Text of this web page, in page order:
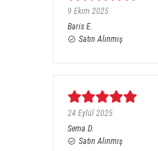
9 Ekim 2025
Baris E.
Satın Alınmış
24 Eylül 2025
Sema D.
Satın Alınmış